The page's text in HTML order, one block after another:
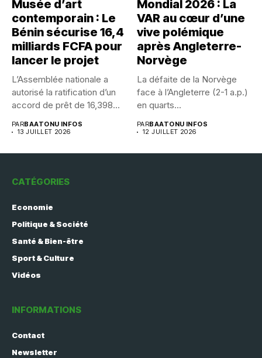
Musée d’art
contemporain : Le
Bénin sécurise 16,4
milliards FCFA pour
lancer le projet
L’Assemblée nationale a
autorisé la ratification d’un
accord de prêt de 16,398...
PARBAATONU INFOS
13 JUILLET 2026
Mondial 2026 : La
VAR au cœur d’une
vive polémique
après Angleterre-
Norvège
La défaite de la Norvège
face à l’Angleterre (2-1 a.p.)
en quarts...
PARBAATONU INFOS
12 JUILLET 2026
CATÉGORIES
Economie
Politique & Société
Santé & Bien-être
Sport & Culture
Vidéos
INFORMATIONS
Contact
Newsletter